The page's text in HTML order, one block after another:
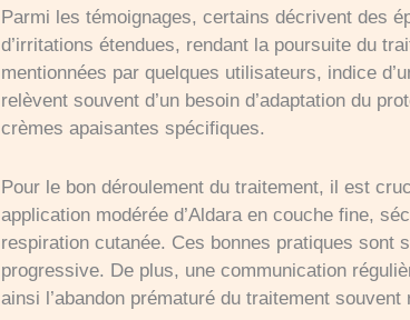
Parmi les témoignages, certains décrivent des
d’irritations étendues, rendant la poursuite du
mentionnées par quelques utilisateurs, indice
relèvent souvent d’un besoin d’adaptation du
crèmes apaisantes spécifiques.
Pour le bon déroulement du traitement, il est
application modérée d’Aldara en couche fine,
respiration cutanée. Ces bonnes pratiques sont
progressive. De plus, une communication
ainsi l’abandon prématuré du traitement